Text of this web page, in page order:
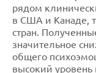
рядом
в США и Канаде,
стран.
значительное
общего
высокий уровень